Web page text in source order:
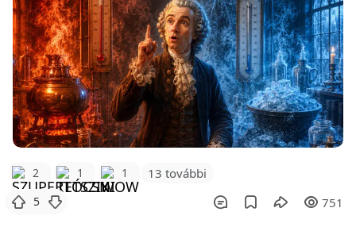
2 1 1 13 további
5 751